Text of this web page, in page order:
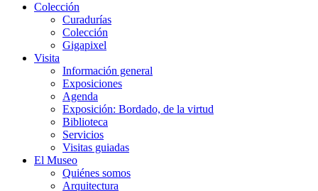
Colección
Curadurías
Colección
Gigapixel
Visita
Información general
Exposiciones
Agenda
Exposición: Bordado, de la virtud
Biblioteca
Servicios
Visitas guiadas
El Museo
Quiénes somos
Arquitectura